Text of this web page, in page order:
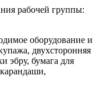
рабочей группы:
оборудование и
двухсторонняя
эбру, бумага для